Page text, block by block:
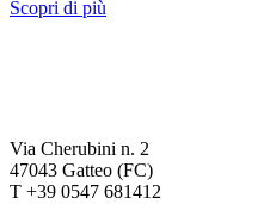
Scopri di più
Via Cherubini n. 2
47043 Gatteo (FC)
T +39 0547 681412